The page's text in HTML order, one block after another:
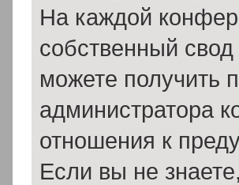
На каждой
собственный
можете получить
администратора
отношения к
Если вы не